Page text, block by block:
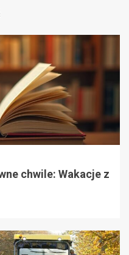
chwile: Wakacje z